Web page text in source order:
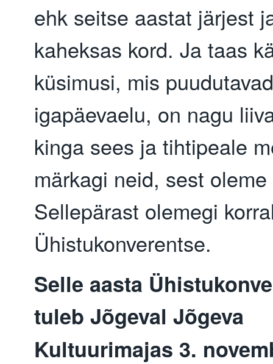
ehk seitse aastat järjest
kaheksas kord. Ja taas
küsimusi, mis
igapäevaelu, on nagu
kinga sees ja tihtipeale
märkagi neid, sest
Sellepärast olemegi
Ühistukonverentse.
Selle aasta
tuleb Jõgeval Jõgeva
Kultuurimajas 3.